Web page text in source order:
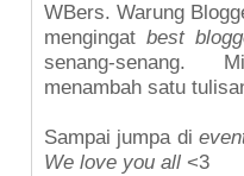
WBers. Warung
mengingat best
senang-senang.
menambah satu
Sampai jumpa di
We love you all <3